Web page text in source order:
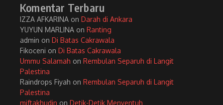
Komentar Terbaru
IZZA AFKARINA on Darah di Ankara
YUYUN MARLINA on Ranting
admin on Di Batas Cakrawala
Fikoceni on Di Batas Cakrawala
Ummu Salamah on Rembulan Separuh di Langit
Palestina
Raindrops Fiyah on Rembulan Separuh di Langit
Palestina
miftakhudin on Detik-Detik Menyentuh